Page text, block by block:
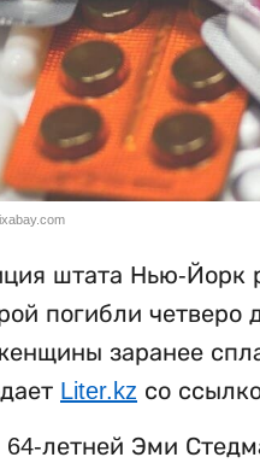
штата Нью-Йорк
погибли
заранее
Liter.kz со
64-летней Эми